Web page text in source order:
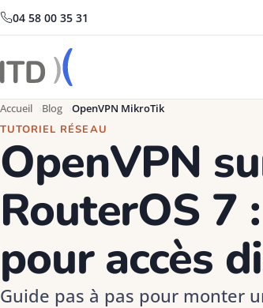
04 58 00 35 31
Accueil Blog
OpenVPN MikroTik
TUTORIEL RÉSEAU
OpenVPN
RouterOS
pour accès
Guide pas à pas pour monter